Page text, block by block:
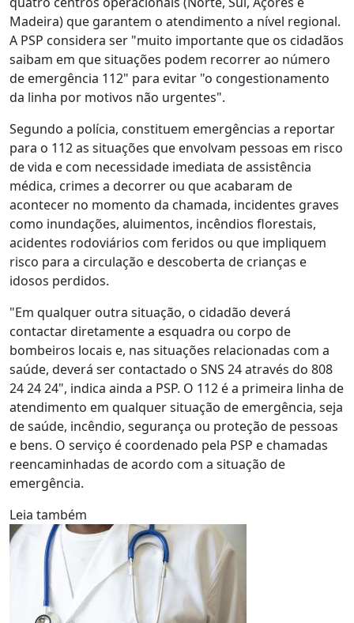
Madeira) que garantem o atendimento a nível regional.
A PSP considera ser "muito importante que os cidadãos
saibam em que situações podem recorrer ao número
de emergência 112" para evitar "o congestionamento
da linha por motivos não urgentes".
Segundo a polícia, constituem emergências a reportar
para o 112 as situações que envolvam pessoas em risco
de vida e com necessidade imediata de assistência
médica, crimes a decorrer ou que acabaram de
acontecer no momento da chamada, incidentes graves
como inundações, aluimentos, incêndios florestais,
acidentes rodoviários com feridos ou que impliquem
risco para a circulação e descoberta de crianças e
idosos perdidos.
"Em qualquer outra situação, o cidadão deverá
contactar diretamente a esquadra ou corpo de
bombeiros locais e, nas situações relacionadas com a
saúde, deverá ser contactado o SNS 24 através do 808
24 24 24", indica ainda a PSP. O 112 é a primeira linha de
atendimento em qualquer situação de emergência, seja
de saúde, incêndio, segurança ou proteção de pessoas
e bens. O serviço é coordenado pela PSP e chamadas
reencaminhadas de acordo com a situação de
emergência.
Leia também